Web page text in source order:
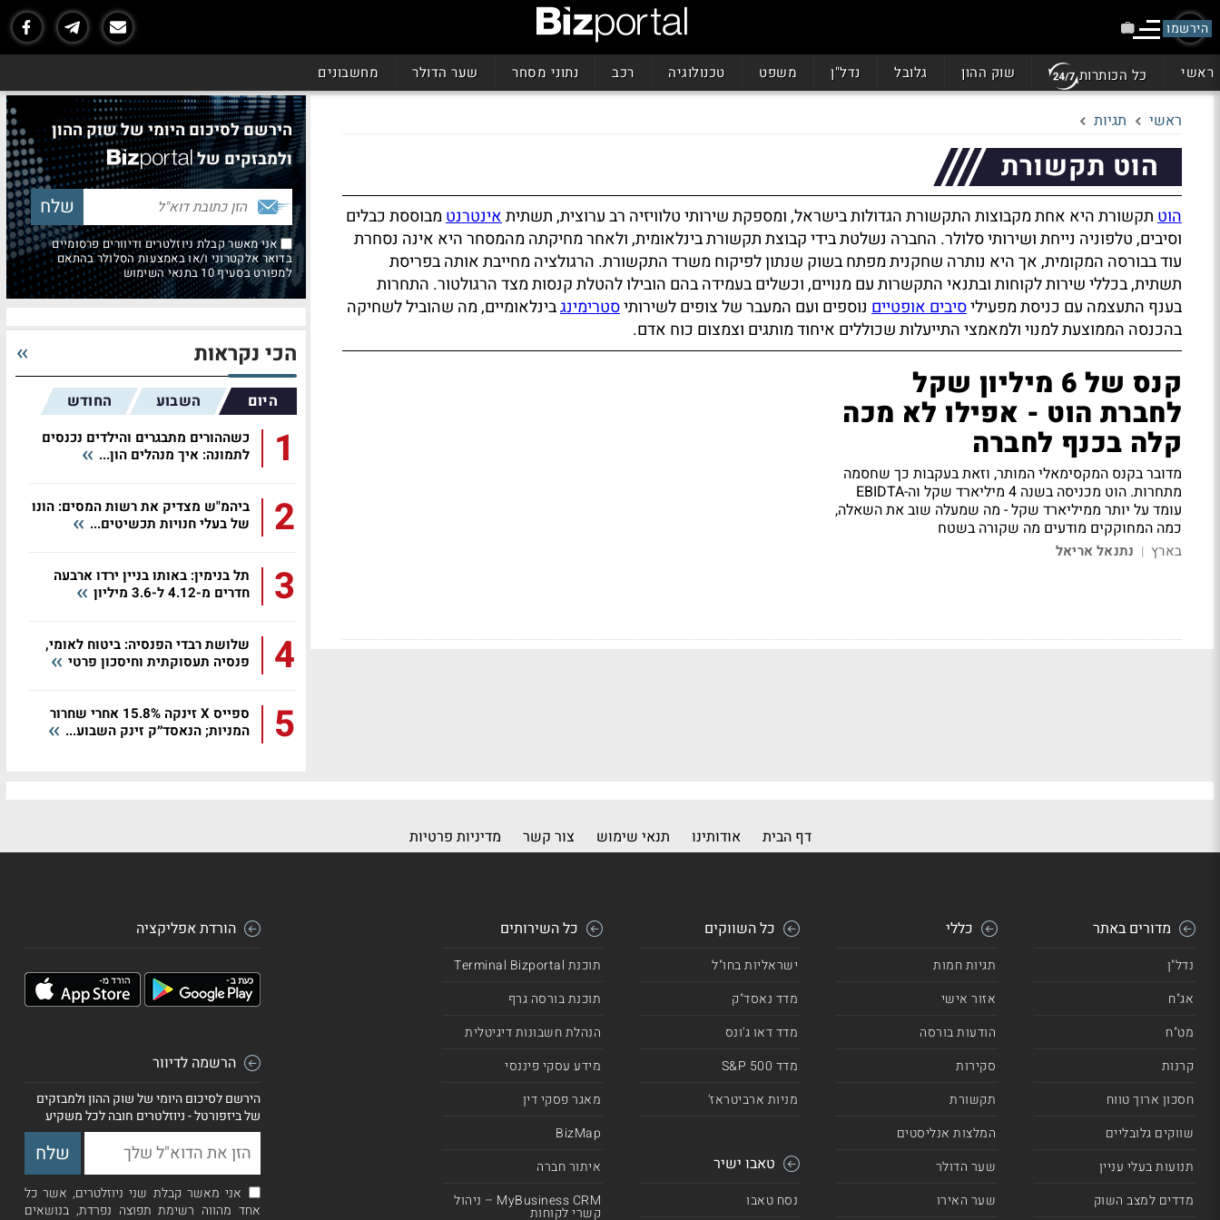
הירשמו
ראשי כל הכותרות שוק ההון גלובל נדל"ן משפט טכנולוגיה רכב נתוני מסחר שער הדולר מחשבונים
ראשי תגיות
הוט תקשורת
הוטתקשורת היא אחת מקבוצות התקשורת הגדולות בישראל, ומספקת שירותי טלוויזיה רב ערוצית, תשתיתאינטרנטמבוססת כבלים
וסיבים, טלפוניה נייחת ושירותי סלולר. החברה נשלטת בידי קבוצת תקשורת בינלאומית, ולאחר מחיקתה מהמסחר היא אינה נסחרת
עוד בבורסה המקומית, אך היא נותרה שחקנית מפתח בשוק שנתון לפיקוח משרד התקשורת. הרגולציה מחייבת אותה בפריסת
תשתית, בכללי שירות לקוחות ובתנאי התקשרות עם מנויים, וכשלים בעמידה בהם הובילו להטלת קנסות מצד הרגולטור. התחרות
בענף התעצמה עם כניסת מפעיליסיבים אופטיים נוספים ועם המעבר של צופים לשירותיסטרימינגבינלאומיים, מה שהוביל לשחיקה
בהכנסה הממוצעת למנוי ולמאמצי התייעלות שכוללים איחוד מותגים וצמצום כוח אדם.
קנס של 6 מיליון שקל
לחברת הוט - אפילו לא מכה
קלה בכנף לחברה
מדובר בקנס המקסימאלי המותר, וזאת בעקבות כך שחסמה
מתחרות. הוט מכניסה בשנה 4 מיליארד שקל וה-EBIDTA
עומד על יותר ממיליארד שקל - מה שמעלה שוב את השאלה,
כמה המחוקקים מודעים מה שקורה בשטח
בארץ | נתנאל אריאל
הירשם לסיכום היומי של שוק ההון
ולמבזקים של
אני מאשר קבלת ניוזלטרים ודיוורים פרסומיים
בדואר אלקטרוני ו/או באמצעות הסלולר בהתאם
למפורט בסעיף 10 בתנאי השימוש
הכי נקראות
היום השבוע החודש
1
כשההורים מתבגרים והילדים נכנסים
לתמונה: איך מנהלים הון...
2
ביהמ"ש מצדיק את רשות המסים: הונו
של בעלי חנויות תכשיטים...
3
תל בנימין: באותו בניין ירדו ארבעה
חדרים מ-4.12 ל-3.6 מיליון
4
שלושת רבדי הפנסיה: ביטוח לאומי,
פנסיה תעסוקתית וחיסכון פרטי
5
ספייס X זינקה 15.8% אחרי שחרור
המניות; הנאסד״ק זינק השבוע...
דף הבית אודותינו תנאי שימוש צור קשר מדיניות פרטיות
מדורים באתר
נדל"ן
אג"ח
מט"ח
קרנות
חסכון ארוך טווח
שווקים גלובליים
תנועות בעלי עניין
מדדים למצב השוק
כללי
תגיות חמות
אזור אישי
הודעות בורסה
סקירות
תקשורת
המלצות אנליסטים
שער הדולר
שער האירו
כל השווקים
ישראליות בחו"ל
מדד נאסד"ק
מדד דאו ג'ונס
מדד 500 S&P
מניות ארביטראז'
טאבו ישיר
נסח טאבו
כל השירותים
תוכנת Terminal Bizportal
תוכנת בורסה גרף
הנהלת חשבונות דיגיטלית
מידע עסקי פיננסי
מאגר פסקי דין
BizMap
איתור חברה
MyBusiness CRM – ניהול
קשרי לקוחות
הורדת אפליקציה
הרשמה לדיוור
הירשם לסיכום היומי של שוק ההון ולמבזקים
של ביזפורטל - ניוזלטרים חובה לכל משקיע
אני מאשר קבלת שני ניוזלטרים, אשר כל
אחד מהווה רשימת תפוצה נפרדת, בנושאים